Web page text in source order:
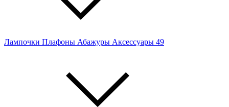
Лампочки Плафоны Абажуры Аксессуары 49